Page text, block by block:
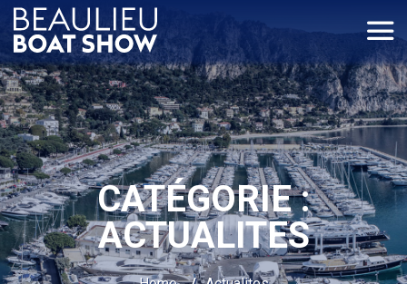
CATÉGORIE :
ACTUALITES
Panneau de gestion des cookies